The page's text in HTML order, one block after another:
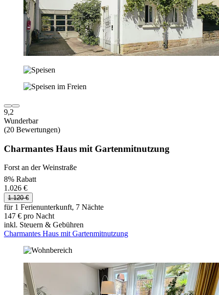
9,2
Wunderbar
(20 Bewertungen)
Charmantes Haus mit Gartenmitnutzung
Forst an der Weinstraße
8% Rabatt
1.026 €
1.120 €
für 1 Ferienunterkunft, 7 Nächte
147 € pro Nacht
inkl. Steuern & Gebühren
Charmantes Haus mit Gartenmitnutzung